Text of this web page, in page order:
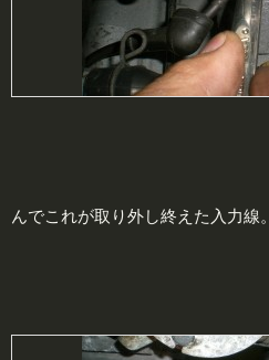
んでこれが取り外し終えた入力線。